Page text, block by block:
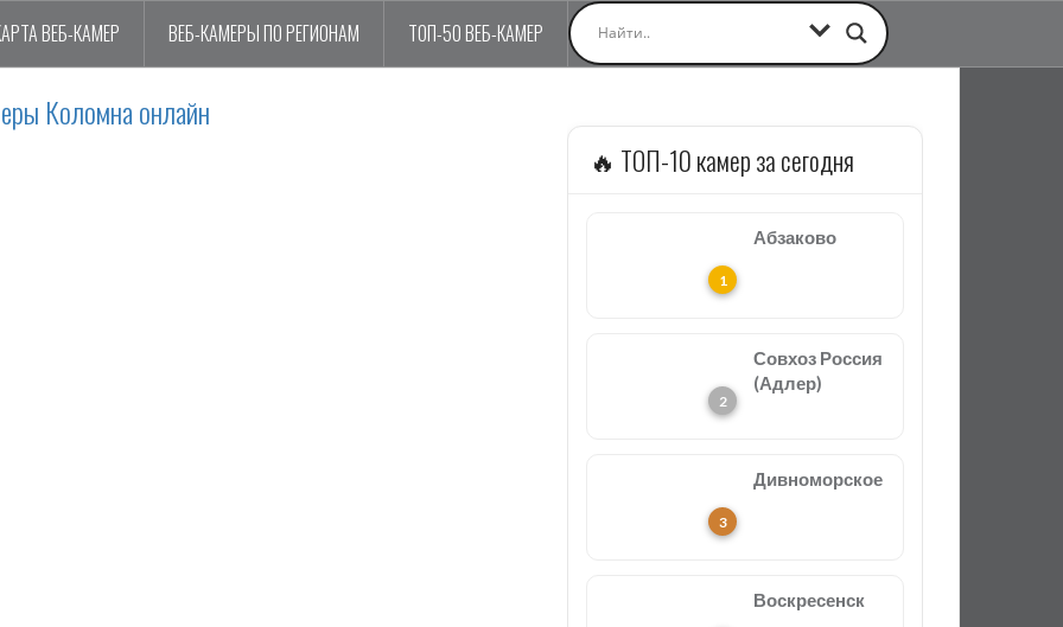
ВЕБ-КАМЕР ВЕБ-КАМЕРЫ ПО РЕГИОНАМ ТОП-50 ВЕБ-КАМЕР
Коломна онлайн
🔥 ТОП-10 камер за сегодня
Абзаково
Совхоз Россия
(Адлер)
Дивноморское
Воскресенск